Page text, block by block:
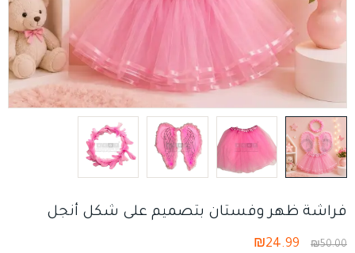
فراشة ظهر وفستان بتصميم على شكل أنجل
₪50.00
₪24.99